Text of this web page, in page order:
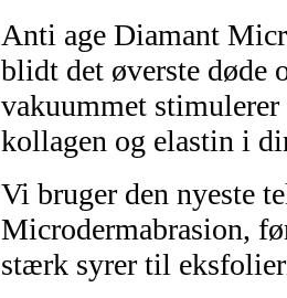
Anti age Diamant
blidt det øverste døde
vakuummet
kollagen og elastin i
Vi bruger den nyeste
Microdermabrasion,
stærk syrer til